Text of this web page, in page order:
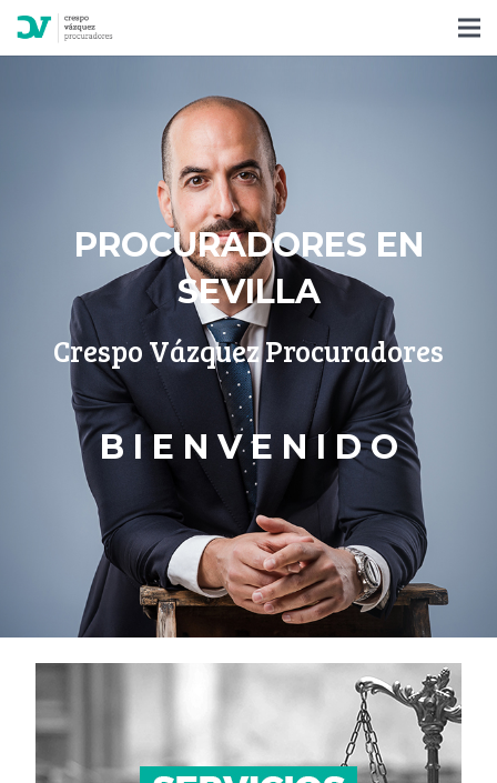
PROCURADORES EN
SEVILLA
Crespo Vázquez Procuradores
B I E N V E N I D O